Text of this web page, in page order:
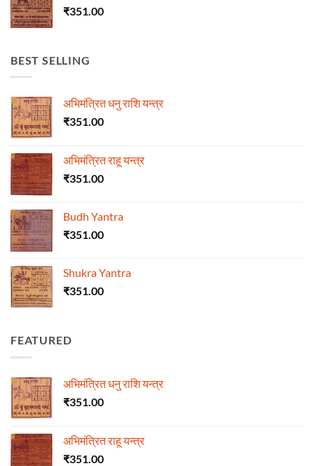
₹351.00
BEST SELLING
अभिमंत्रित धनु राशि यन्त्र
₹351.00
अभिमंत्रित राहू यन्त्र
₹351.00
Budh Yantra
₹351.00
Shukra Yantra
₹351.00
FEATURED
अभिमंत्रित धनु राशि यन्त्र
₹351.00
अभिमंत्रित राहू यन्त्र
₹351.00